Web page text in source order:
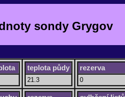
sondy Grygov
teplota půdy
21.3
rezerva
0